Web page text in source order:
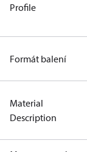
Profile
Formát balení
Material
Description